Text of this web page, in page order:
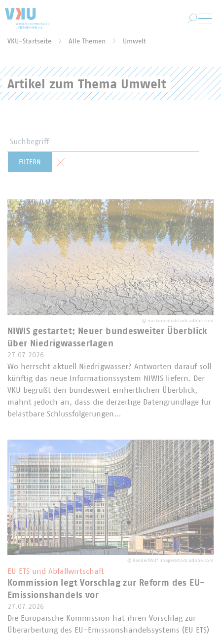
VKU-Startseite Alle Themen Umwelt
Artikel zum Thema Umwelt
FILTERN Formular zurücksetzen
© mirkomedia/stock.adobe.com
NIWIS gestartet: Neuer bundesweiter Überblick
über Niedrigwasserlagen
27.07.2026
Wo herrscht aktuell Niedrigwasser? Antworten darauf soll
künftig das neue Informationssystem NIWIS liefern. Der
VKU begrüßt den bundesweit einheitlichen Überblick,
mahnt jedoch an, dass die derzeitige Datengrundlage für
belastbare Schlussfolgerungen…
© VanderWolf Images/stock.adobe.com
EU ETS und Abfallwirtschaft
Kommission legt Vorschlag zur Reform des EU-
Emissionshandels vor
27.07.2026
Die Europäische Kommission hat ihren Vorschlag zur
Überarbeitung des EU-Emissionshandelssystems (EU ETS)